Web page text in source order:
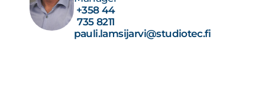
+358 44
735 8211
pauli.lamsijarvi@studiotec.fi